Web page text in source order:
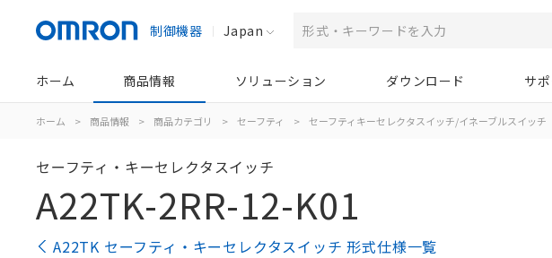
制御機器 Japan
ホーム 商品情報 ソリューション ダウンロード サ
ホーム > 商品情報 > 商品カテゴリ > セーフティ > セーフティキーセレクタスイッチ/イネーブルスイッチ
セーフティ・キーセレクタスイッチ
A22TK-2RR-12-K01
A22TK セーフティ・キーセレクタスイッチ 形式仕様一覧